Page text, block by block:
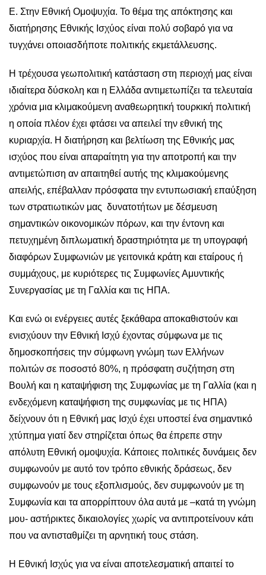
Ε. Στην Εθνική Ομοψυχία. Το θέμα της απόκτησης και
διατήρησης Εθνικής Ισχύος είναι πολύ σοβαρό για να
τυγχάνει οποιασδήποτε πολιτικής εκμετάλλευσης.
Η τρέχουσα γεωπολιτική κατάσταση στη περιοχή μας είναι
ιδιαίτερα δύσκολη και η Ελλάδα αντιμετωπίζει τα τελευταία
χρόνια μια κλιμακούμενη αναθεωρητική τουρκική πολιτική
η οποία πλέον έχει φτάσει να απειλεί την εθνική της
κυριαρχία. Η διατήρηση και βελτίωση της Εθνικής μας
ισχύος που είναι απαραίτητη για την αποτροπή και την
αντιμετώπιση αν απαιτηθεί αυτής της κλιμακούμενης
απειλής, επέβαλλαν πρόσφατα την εντυπωσιακή επαύξηση
των στρατιωτικών μας δυνατοτήτων με δέσμευση
σημαντικών οικονομικών πόρων, και την έντονη και
πετυχημένη διπλωματική δραστηριότητα με τη υπογραφή
διαφόρων Συμφωνιών με γειτονικά κράτη και εταίρους ή
συμμάχους, με κυριότερες τις Συμφωνίες Αμυντικής
Συνεργασίας με τη Γαλλία και τις ΗΠΑ.
Και ενώ οι ενέργειες αυτές ξεκάθαρα αποκαθιστούν και
ενισχύουν την Εθνική Ισχύ έχοντας σύμφωνα με τις
δημοσκοπήσεις την σύμφωνη γνώμη των Ελλήνων
πολιτών σε ποσοστό 80%, η πρόσφατη συζήτηση στη
Βουλή και η καταψήφιση της Συμφωνίας με τη Γαλλία (και η
ενδεχόμενη καταψήφιση της συμφωνίας με τις ΗΠΑ)
δείχνουν ότι η Εθνική μας Ισχύ έχει υποστεί ένα σημαντικό
χτύπημα γιατί δεν στηρίζεται όπως θα έπρεπε στην
απόλυτη Εθνική ομοψυχία. Κάποιες πολιτικές δυνάμεις δεν
συμφωνούν με αυτό τον τρόπο εθνικής δράσεως, δεν
συμφωνούν με τους εξοπλισμούς, δεν συμφωνούν με τη
Συμφωνία και τα απορρίπτουν όλα αυτά με –κατά τη γνώμη
μου- αστήρικτες δικαιολογίες χωρίς να αντιπροτείνουν κάτι
που να αντισταθμίζει τη αρνητική τους στάση.
Η Εθνική Ισχύς για να είναι αποτελεσματική απαιτεί το